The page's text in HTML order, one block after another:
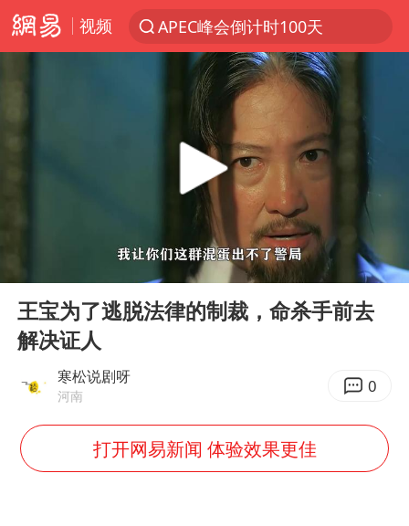
视频
APEC峰会倒计时100天
新能源汽车产业链提速
众星发文悼念秦焰
“还不如不放假”
大连一起飞航班因乘客可乐爆瓶折返
SK海力士回应“或出售重庆工厂”传闻
白海豚突然大拐弯 走出罕见路线
武契奇：欧洲已处于大战边缘
Play
03:15
王宝为了逃脱法律的制裁，命杀手前去
解决证人
寒松说剧呀
河南 0
打开网易新闻 体验效果更佳